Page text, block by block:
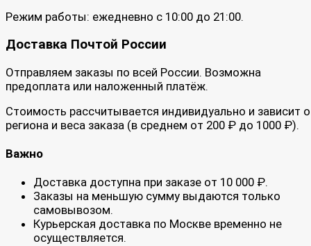
Режим работы: ежедневно с 10:00 до 21:00.
Доставка Почтой России
Отправляем заказы по всей России. Возможна
предоплата или наложенный платёж.
Стоимость рассчитывается индивидуально и зависит
региона и веса заказа (в среднем от 200 ₽ до 1000 ₽).
Важно
Доставка доступна при заказе от 10 000 ₽.
Заказы на меньшую сумму выдаются только
самовывозом.
Курьерская доставка по Москве временно не
осуществляется.